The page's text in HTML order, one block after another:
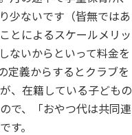
少ないです（皆無ではあ
とによるスケールメリッ
ないからといって料金を
定義からするとクラブを
、在籍している子どもの
で、「おやつ代は共同連
す。